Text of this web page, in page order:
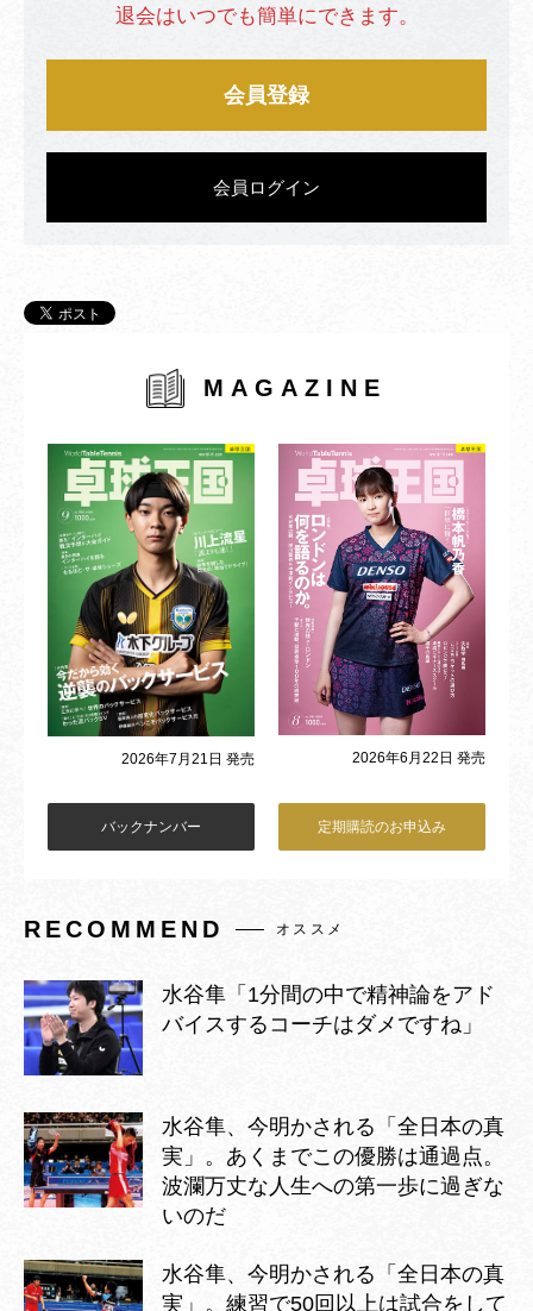
退会はいつでも簡単にできます。
会員登録
会員ログイン
MAGAZINE
2026年7月21日 発売 2026年6月22日 発売
バックナンバー 定期購読のお申込み
RECOMMEND オススメ
水谷隼「1分間の中で精神論をアド
バイスするコーチはダメですね」
水谷隼、今明かされる「全日本の真
実」。あくまでこの優勝は通過点。
波瀾万丈な人生への第一歩に過ぎな
いのだ
水谷隼、今明かされる「全日本の真
実」。練習で50回以上は試合をして